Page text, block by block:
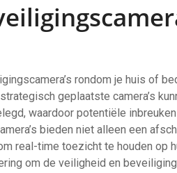
rondom je huis of
geplaatste camera’s
waardoor potentiële
bieden niet alleen een
real-time toezicht te houden op
om de veiligheid en